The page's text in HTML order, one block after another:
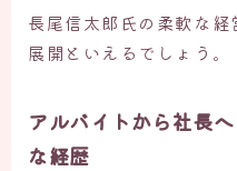
長尾信太郎氏の柔軟な
展開といえるでしょう。
アルバイトから社長
な経歴